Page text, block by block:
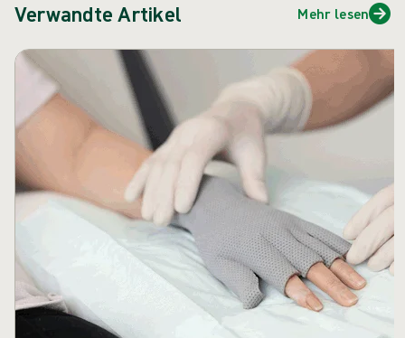
Verwandte Artikel Mehr lesen
Karussell überspringen